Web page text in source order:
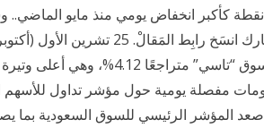
بـ4.1 % عند 8155 نقطة كأكبر انخفاض يومي منذ